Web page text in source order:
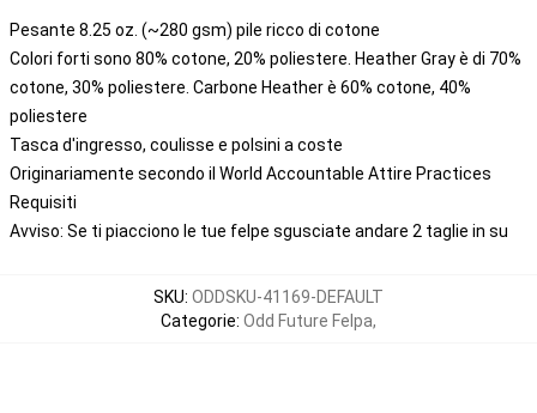
Pesante 8.25 oz. (~280 gsm) pile ricco di cotone
Colori forti sono 80% cotone, 20% poliestere. Heather Gray è di 70%
cotone, 30% poliestere. Carbone Heather è 60% cotone, 40%
poliestere
Tasca d'ingresso, coulisse e polsini a coste
Originariamente secondo il World Accountable Attire Practices
Requisiti
Avviso: Se ti piacciono le tue felpe sgusciate andare 2 taglie in su
SKU: ODDSKU-41169-DEFAULT
Categorie: Odd Future Felpa,